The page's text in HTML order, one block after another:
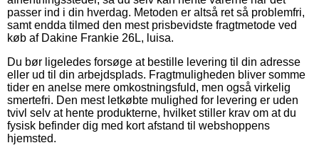
passer ind i din hverdag. Metoden er altså ret så problemfri,
samt endda tilmed den mest prisbevidste fragtmetode ved
køb af Dakine Frankie 26L, luisa.
Du bør ligeledes forsøge at bestille levering til din adresse
eller ud til din arbejdsplads. Fragtmuligheden bliver somme
tider en anelse mere omkostningsfuld, men også virkelig
smertefri. Den mest letkøbte mulighed for levering er uden
tvivl selv at hente produkterne, hvilket stiller krav om at du
fysisk befinder dig med kort afstand til webshoppens
hjemsted.